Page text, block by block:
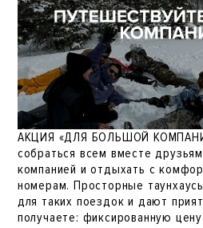
АКЦИЯ «ДЛЯ БОЛЬШОЙ КОМПАНИИ» Когда
собраться всем вместе друзьями, семьями, большой
компанией и отдыхать с комфортом, а не по разным
номерам. Просторные таунхаусы идеально подходят
для таких поездок и дают приятные
получаете: фиксированную цену таунхауса при